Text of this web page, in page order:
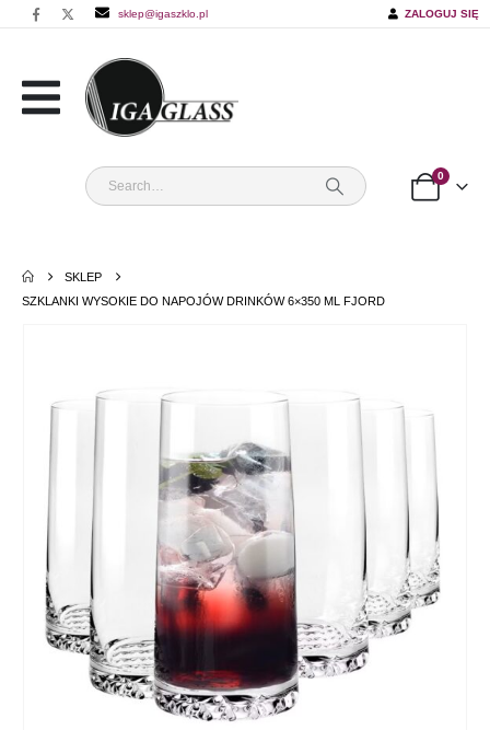
sklep@igaszklo.pl ZALOGUJ SIĘ
0
SKLEP
SZKLANKI WYSOKIE DO NAPOJÓW DRINKÓW 6×350 ML FJORD